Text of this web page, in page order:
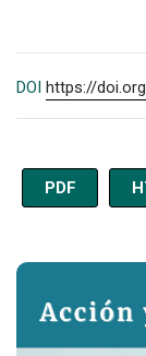
DOI https://
PDF
Imagen